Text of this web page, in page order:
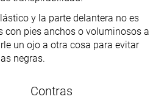
y la parte delantera no es
con pies anchos o voluminosos a
un ojo a otra cosa para evitar
negras.
Contras